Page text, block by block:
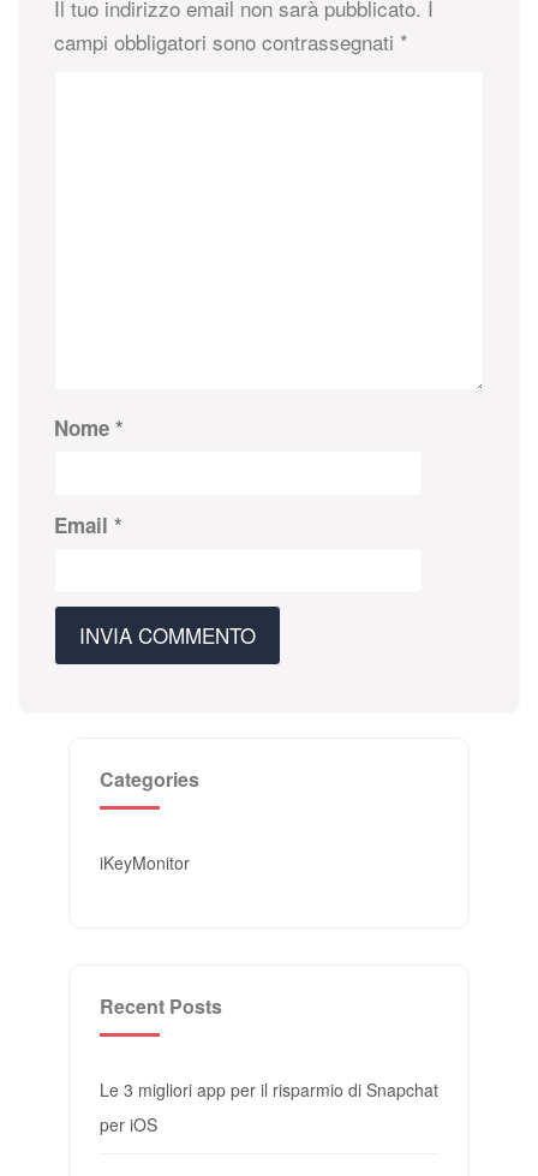
Il tuo indirizzo email non sarà pubblicato. I
campi obbligatori sono contrassegnati *
Nome *
Email *
Categories
iKeyMonitor
Recent Posts
Le 3 migliori app per il risparmio di Snapchat
per iOS